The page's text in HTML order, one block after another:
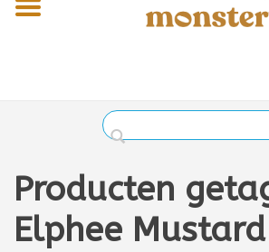
Kleding
Verzorging
Producten
Elphee Mustard